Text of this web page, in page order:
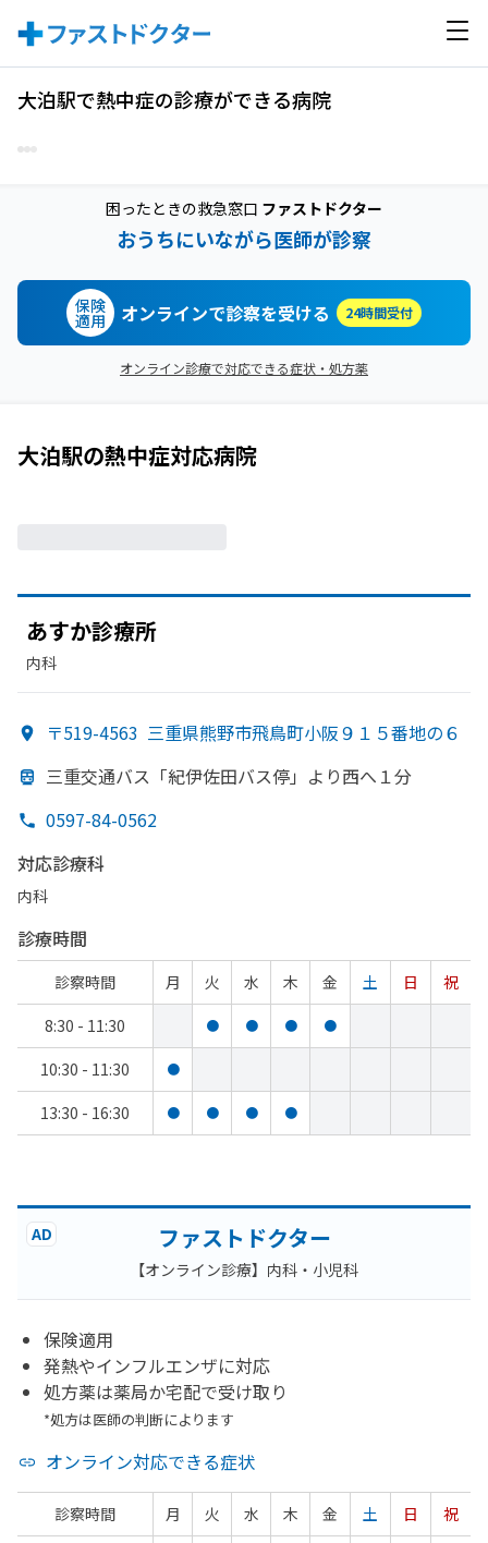
大泊駅で熱中症の診療ができる病院
困ったときの救急窓口 ファストドクター
おうちにいながら医師が診察
保険
適用 オンラインで診察を受ける 24時間受付
オンライン診療で対応できる症状・処方薬
大泊駅の熱中症対応病院
あすか診療所
内科
〒519-4563 三重県熊野市飛鳥町小阪９１５番地の６
三重交通バス「紀伊佐田バス停」より西へ １分
0597-84-0562
対応診療科
内科
診療時間
診察時間 月 火 水 木 金 土 日
祝
8:30 - 11:30
● ● ● ●
10:30 - 11:30 ●
13:30 - 16:30 ● ● ● ●
AD ファストドクター
【オンライン診療】内科・小児科
保険適用
発熱やインフルエンザに対応
処方薬は薬局か宅配で受け取り
*処方は医師の判断によります
オンライン対応できる症状
診察時間 月 火 水 木 金 土 日
祝